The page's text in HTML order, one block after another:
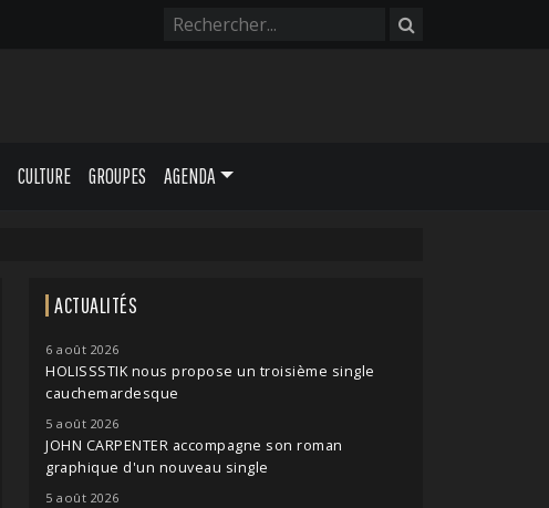
CULTURE GROUPES AGENDA
ACTUALITÉS
6 août 2026
HOLISSSTIK nous propose un troisième single
cauchemardesque
5 août 2026
JOHN CARPENTER accompagne son roman
graphique d'un nouveau single
5 août 2026